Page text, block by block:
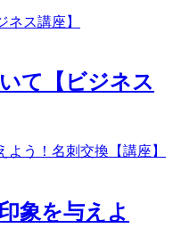
て【ビジネス
象を与えよ